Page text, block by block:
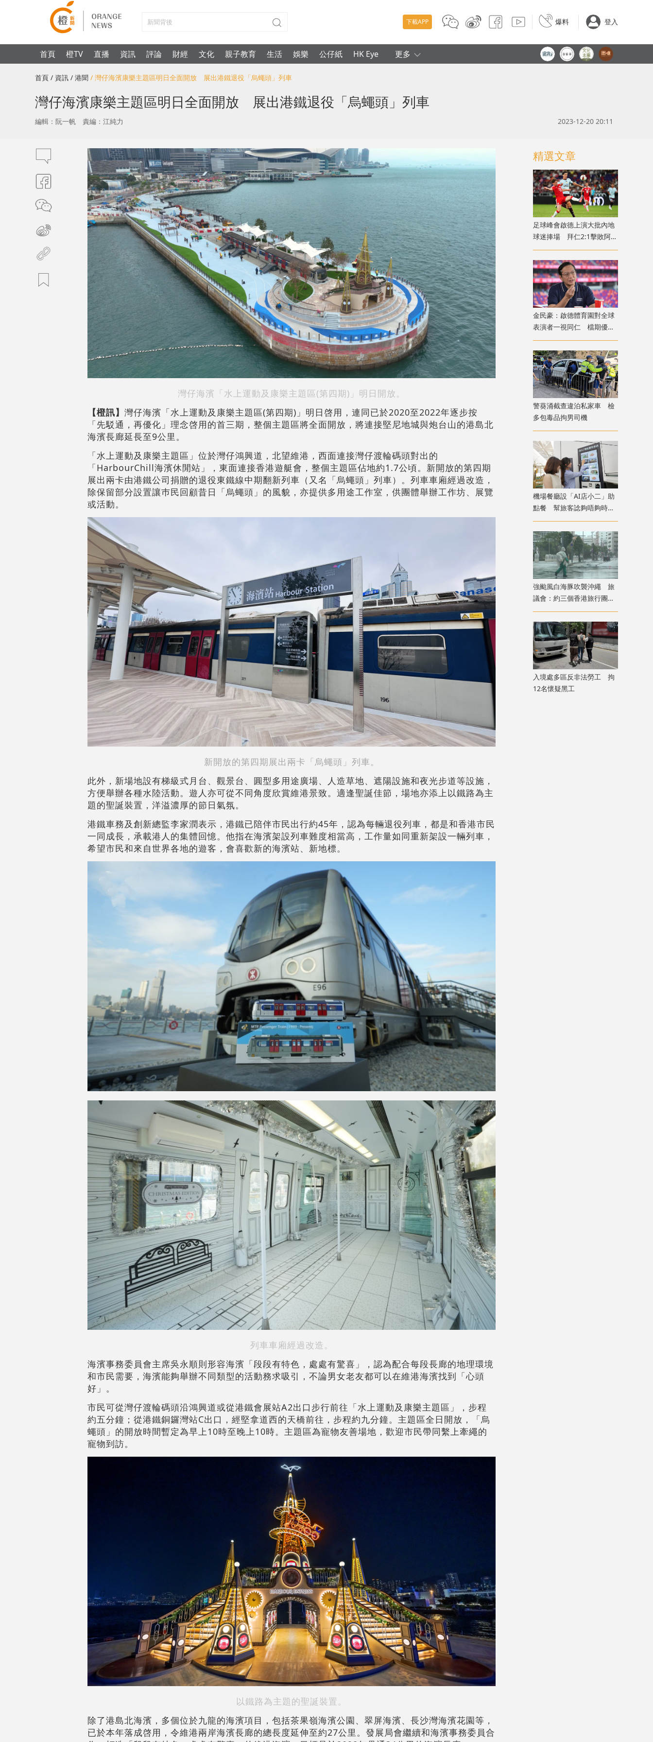
下載APP 爆料 登入
首頁 橙TV 直播 資訊 評論 財經 文化 親子教育 生活 娛樂 公仔紙 HK Eye 更多
首頁 / 資訊 / 港聞 / 灣仔海濱康樂主題區明日全面開放 展出港鐵退役「烏蠅頭」列車
灣仔海濱康樂主題區明日全面開放 展出港鐵退役「烏蠅頭」列車
編輯：阮一帆 責編：江純力 2023-12-20 20:11
灣仔海濱「水上運動及康樂主題區(第四期)」明日開放。
【橙訊】 灣仔海濱「水上運動及康樂主題區(第四期)」明日啓用，連同已於2020至2022年逐步按
「先駁通，再優化」理念啓用的首三期，整個主題區將全面開放，將連接堅尼地城與炮台山的港島北
海濱長廊延長至9公里。
「水上運動及康樂主題區」位於灣仔鴻興道，北望維港，西面連接灣仔渡輪碼頭對出的
「HarbourChill海濱休閒站」，東面連接香港遊艇會，整個主題區佔地約1.7公頃。新開放的第四期
展出兩卡由港鐵公司捐贈的退役東鐵線中期翻新列車（又名「烏蠅頭」列車）。列車車廂經過改造，
除保留部分設置讓巿民回顧昔日「烏蠅頭」的風貌，亦提供多用途工作室，供團體舉辦工作坊、展覽
或活動。
新開放的第四期展出兩卡「烏蠅頭」列車。
此外，新場地設有梯級式月台、觀景台、圓型多用途廣場、人造草地、遮陽設施和夜光步道等設施，
方便舉辦各種水陸活動。遊人亦可從不同角度欣賞維港景致。適逢聖誕佳節，場地亦添上以鐵路為主
題的聖誕裝置，洋溢濃厚的節日氣氛。
港鐵車務及創新總監李家潤表示，港鐵已陪伴市民出行約45年，認為每輛退役列車，都是和香港市民
一同成長，承載港人的集體回憶。他指在海濱架設列車難度相當高，工作量如同重新架設一輛列車，
希望市民和來自世界各地的遊客，會喜歡新的海濱站、新地標。
列車車廂經過改造。
海濱事務委員會主席吳永順則形容海濱「段段有特色，處處有驚喜」，認為配合每段長廊的地理環境
和市民需要，海濱能夠舉辦不同類型的活動務求吸引，不論男女老友都可以在維港海濱找到「心頭
好」。
市民可從灣仔渡輪碼頭沿鴻興道或從港鐵會展站A2出口步行前往「水上運動及康樂主題區」，步程
約五分鐘；從港鐵銅鑼灣站C出口，經堅拿道西的天橋前往，步程約九分鐘。主題區全日開放，「烏
蠅頭」的開放時間暫定為早上10時至晚上10時。主題區為寵物友善場地，歡迎市民帶同繫上牽繩的
寵物到訪。
以鐵路為主題的聖誕裝置。
除了港島北海濱，多個位於九龍的海濱項目，包括茶果嶺海濱公園、翠屏海濱、長沙灣海濱花園等，
已於本年落成啓用，令維港兩岸海濱長廊的總長度延伸至約27公里。發展局會繼續和海濱事務委員合
精選文章
足球峰會啟德上演大批內地
球迷捧場 拜仁2:1擊敗阿士
東維拉
金民豪：啟德體育園對全球
表演者一視同仁 檔期優先
給體育活動
警葵涌截查違泊私家車 檢
多包毒品拘男司機
機場餐廳設「AI店小二」助
點餐 幫旅客諗夠唔夠時間
食完先上機
強颱風白海豚吹襲沖繩 旅
議會：約三個香港旅行團在
當地全部安全
入境處多區反非法勞工 拘
12名懷疑黑工